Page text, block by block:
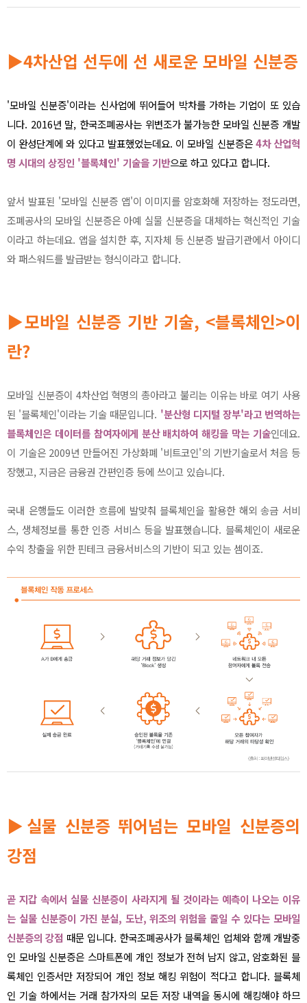
▶4차산업 선두에 선 새로운 모바일 신분증
'모바일 신분증'이라는 신사업에 뛰어들어 박차를 가하는 기업이 또 있습
니다. 2016년 말, 한국조폐공사는 위변조가 불가능한 모바일 신분증 개발
이 완성단계에 와 있다고 발표했었는데요. 이 모바일 신분증은4차 산업혁
명 시대의 상징인 '블록체인' 기술을 기반으로 하고 있다고 합니다.
앞서 발표된 '모바일 신분증 앱'이 이미지를 암호화해 저장하는 정도라면,
조폐공사의 모바일 신분증은 아예 실물 신분증을 대체하는 혁신적인 기술
이라고 하는데요. 앱을 설치한 후, 지자체 등 신분증 발급기관에서 아이디
와 패스워드를 발급받는 형식이라고 합니다.
▶모바일 신분증 기반 기술, <블록체인>이
란?
모바일 신분증이 4차산업 혁명의 총아라고 불리는 이유는 바로 여기 사용
된 '블록체인'이라는 기술 때문입니다. '분산형 디지털 장부'라고 번역하는
블록체인은 데이터를 참여자에게 분산 배치하여 해킹을 막는 기술인데요.
이 기술은 2009년 만들어진 가상화폐 '비트코인'의 기반기술로서 처음 등
장했고, 지금은 금융권 간편인증 등에 쓰이고 있습니다.
국내 은행들도 이러한 흐름에 발맞춰 블록체인을 활용한 해외 송금 서비
스, 생체정보를 통한 인증 서비스 등을 발표했습니다. 블록체인이 새로운
수익 창출을 위한 핀테크 금융서비스의 기반이 되고 있는 셈이죠.
▶ 실물 신분증 뛰어넘는 모바일 신분증의
강점
곧 지갑 속에서 실물 신분증이 사라지게 될 것이라는 예측이 나오는 이유
는 실물 신분증이 가진 분실, 도난, 위조의 위험을 줄일 수 있다는 모바일
신분증의 강점 때문 입니다. 한국조폐공사가 블록체인 업체와 함께 개발중
인 모바일 신분증은 스마트폰에 개인 정보가 전혀 남지 않고, 암호화된 블
록체인 인증서만 저장되어 개인 정보 해킹 위험이 적다고 합니다. 블록체
인 기술 하에서는 거래 참가자의 모든 저장 내역을 동시에 해킹해야 하므